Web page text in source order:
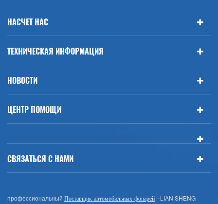
НАСЧЕТ НАС
ТЕХНИЧЕСКАЯ ИНФОРМАЦИЯ
НОВОСТИ
ЦЕНТР ПОМОЩИ
СВЯЗАТЬСЯ С НАМИ
профессиональный Поставщик автомобильных фонарей--LIAN SHENG